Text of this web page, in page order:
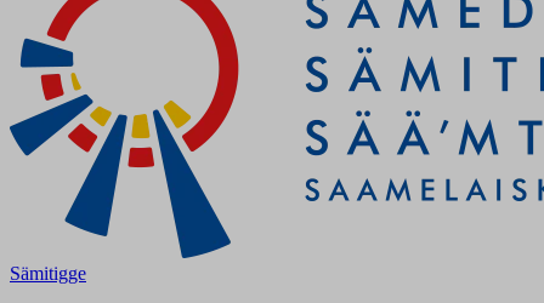
Sämitigge